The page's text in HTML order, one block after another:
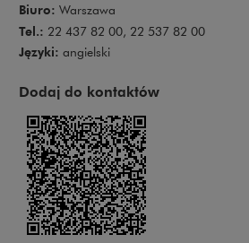
Biuro: Warszawa
Tel.: 22 437 82 00, 22 537 82 00
Języki: angielski
Dodaj do kontaktów